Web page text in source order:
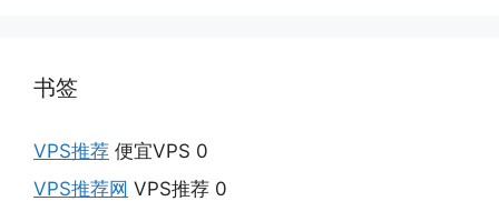
书签
VPS推荐 便宜VPS 0
VPS推荐网 VPS推荐 0